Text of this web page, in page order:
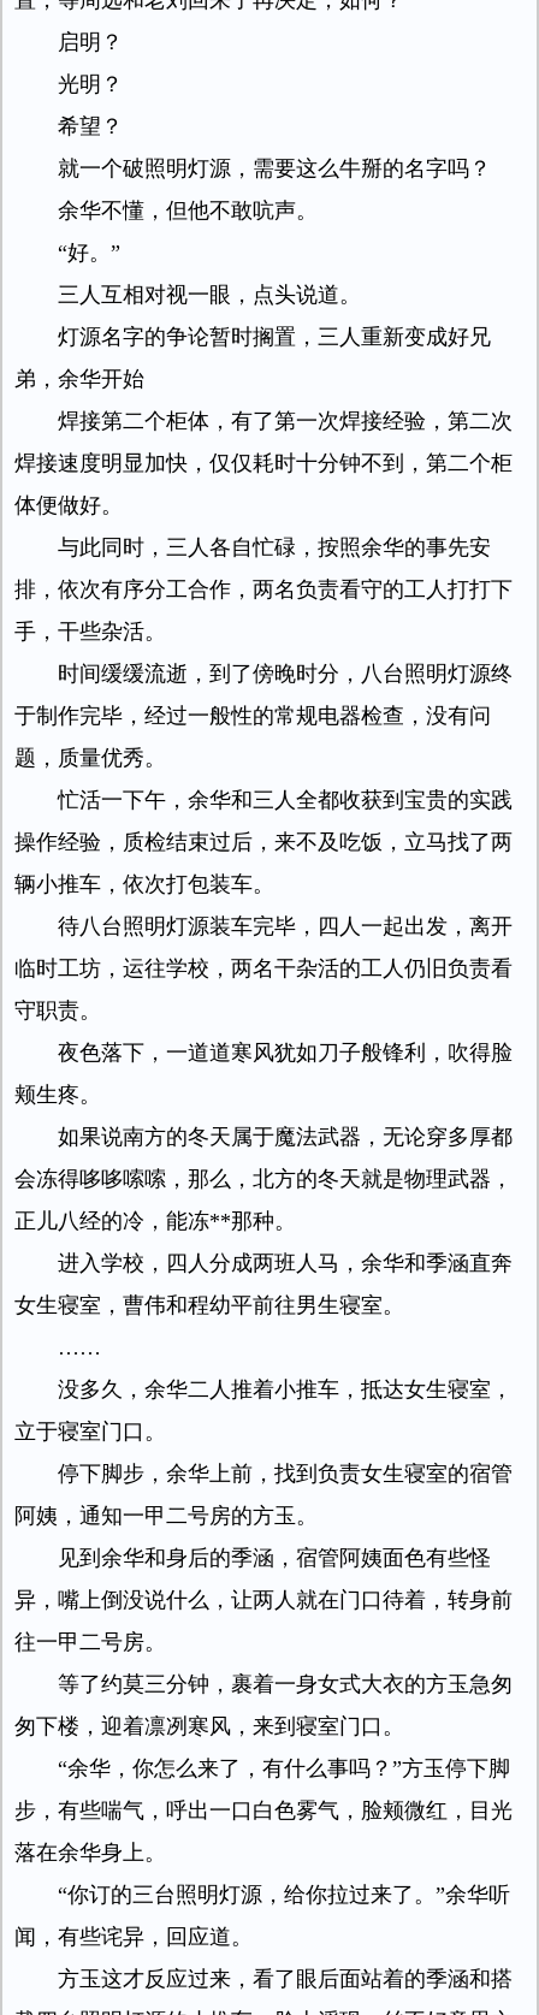
启明？
光明？
希望？
就一个破照明灯源，需要这么牛掰的名字吗？
余华不懂，但他不敢吭声。
“好。”
三人互相对视一眼，点头说道。
灯源名字的争论暂时搁置，三人重新变成好兄
弟，余华开始
焊接第二个柜体，有了第一次焊接经验，第二次
焊接速度明显加快，仅仅耗时十分钟不到，第二个柜
体便做好。
与此同时，三人各自忙碌，按照余华的事先安
排，依次有序分工合作，两名负责看守的工人打打下
手，干些杂活。
时间缓缓流逝，到了傍晚时分，八台照明灯源终
于制作完毕，经过一般性的常规电器检查，没有问
题，质量优秀。
忙活一下午，余华和三人全都收获到宝贵的实践
操作经验，质检结束过后，来不及吃饭，立马找了两
辆小推车，依次打包装车。
待八台照明灯源装车完毕，四人一起出发，离开
临时工坊，运往学校，两名干杂活的工人仍旧负责看
守职责。
夜色落下，一道道寒风犹如刀子般锋利，吹得脸
颊生疼。
如果说南方的冬天属于魔法武器，无论穿多厚都
会冻得哆哆嗦嗦，那么，北方的冬天就是物理武器，
正儿八经的冷，能冻**那种。
进入学校，四人分成两班人马，余华和季涵直奔
女生寝室，曹伟和程幼平前往男生寝室。
……
没多久，余华二人推着小推车，抵达女生寝室，
立于寝室门口。
停下脚步，余华上前，找到负责女生寝室的宿管
阿姨，通知一甲二号房的方玉。
见到余华和身后的季涵，宿管阿姨面色有些怪
异，嘴上倒没说什么，让两人就在门口待着，转身前
往一甲二号房。
等了约莫三分钟，裹着一身女式大衣的方玉急匆
匆下楼，迎着凛冽寒风，来到寝室门口。
“余华，你怎么来了，有什么事吗？”方玉停下脚
步，有些喘气，呼出一口白色雾气，脸颊微红，目光
落在余华身上。
“你订的三台照明灯源，给你拉过来了。”余华听
闻，有些诧异，回应道。
方玉这才反应过来，看了眼后面站着的季涵和搭